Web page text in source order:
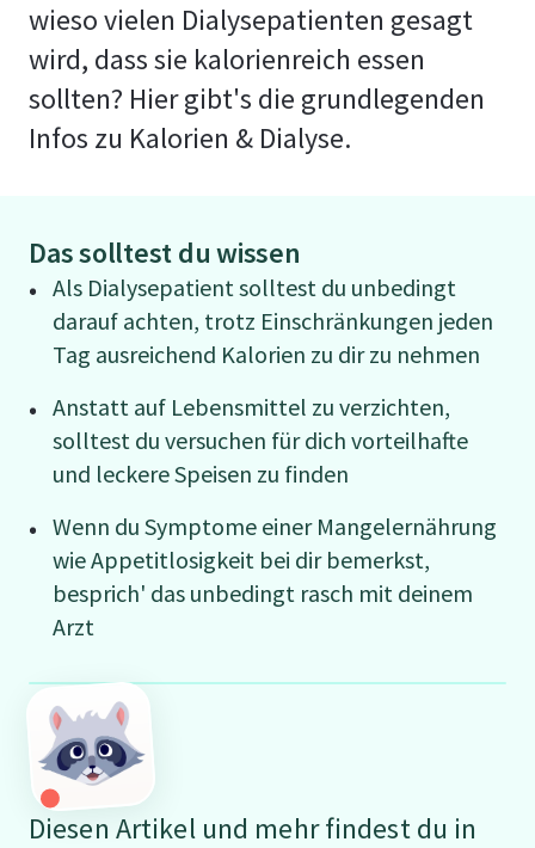
wieso vielen Dialysepatienten gesagt
wird, dass sie kalorienreich essen
sollten? Hier gibt's die grundlegenden
Infos zu Kalorien & Dialyse.
Das solltest du wissen
Als Dialysepatient solltest du unbedingt
darauf achten, trotz Einschränkungen jeden
Tag ausreichend Kalorien zu dir zu nehmen
Anstatt auf Lebensmittel zu verzichten,
solltest du versuchen für dich vorteilhafte
und leckere Speisen zu finden
Wenn du Symptome einer Mangelernährung
wie Appetitlosigkeit bei dir bemerkst,
besprich' das unbedingt rasch mit deinem
Arzt
Diesen Artikel und mehr findest du in